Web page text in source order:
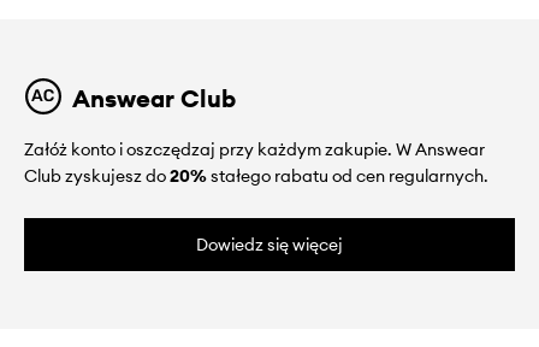
Answear Club
Załóż konto i oszczędzaj przy każdym zakupie. W Answear
Club zyskujesz do20%stałego rabatu od cen regularnych.
Dowiedz się więcej